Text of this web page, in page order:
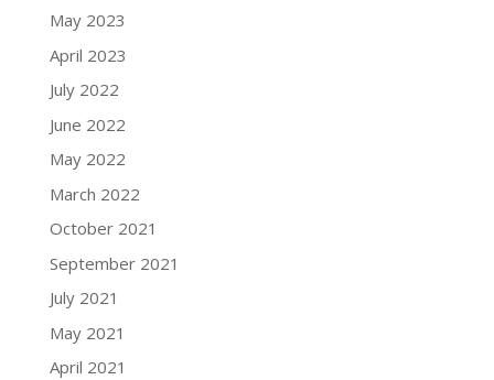
May 2023
April 2023
July 2022
June 2022
May 2022
March 2022
October 2021
September 2021
July 2021
May 2021
April 2021